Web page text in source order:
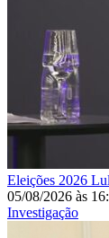
Eleições 2026
05/08/2026 às
Investigação